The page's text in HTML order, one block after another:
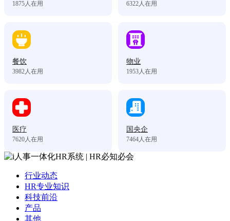
1875人在用 6322人在用
餐饮
3982人在用
物业
1953人在用
医疗
7620人在用
国央企
7464人在用
行业动态
HR专业知识
科技前沿
产品
其他